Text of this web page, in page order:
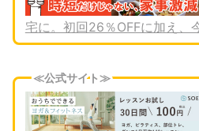
宅に。初回26％OFFに加え、
≪公式サイト≫